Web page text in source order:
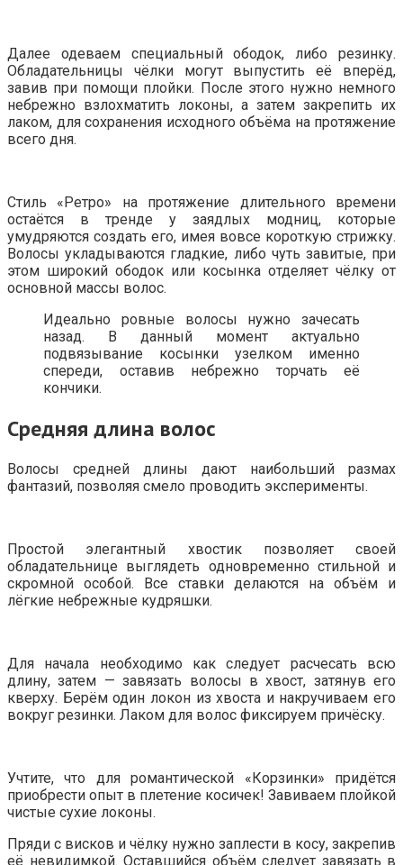
Далее одеваем специальный ободок, либо резинку.
Обладательницы чёлки могут выпустить её вперёд,
завив при помощи плойки. После этого нужно немного
небрежно взлохматить локоны, а затем закрепить их
лаком, для сохранения исходного объёма на протяжение
всего дня.
Стиль «Ретро» на протяжение длительного времени
остаётся в тренде у заядлых модниц, которые
умудряются создать его, имея вовсе короткую стрижку.
Волосы укладываются гладкие, либо чуть завитые, при
этом широкий ободок или косынка отделяет чёлку от
основной массы волос.
Идеально ровные волосы нужно зачесать
назад. В данный момент актуально
подвязывание косынки узелком именно
спереди, оставив небрежно торчать её
кончики.
Средняя длина волос
Волосы средней длины дают наибольший размах
фантазий, позволяя смело проводить эксперименты.
Простой элегантный хвостик позволяет своей
обладательнице выглядеть одновременно стильной и
скромной особой. Все ставки делаются на объём и
лёгкие небрежные кудряшки.
Для начала необходимо как следует расчесать всю
длину, затем — завязать волосы в хвост, затянув его
кверху. Берём один локон из хвоста и накручиваем его
вокруг резинки. Лаком для волос фиксируем причёску.
Учтите, что для романтической «Корзинки» придётся
приобрести опыт в плетение косичек! Завиваем плойкой
чистые сухие локоны.
Пряди с висков и чёлку нужно заплести в косу, закрепив
её невидимкой. Оставшийся объём следует завязать в